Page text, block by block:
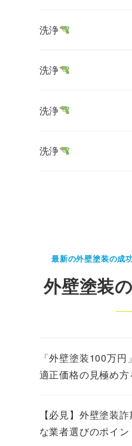
洗浄
洗浄
洗浄
洗浄
最新の外壁塗装の成
外壁塗装
「外壁塗装100万
適正価格の見極め方
【必見】外壁塗装
な業者選びのポイン